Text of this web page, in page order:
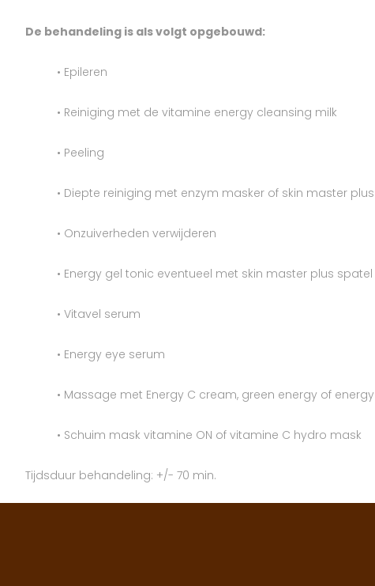
De behandeling is als volgt opgebouwd:
• Epileren
• Reiniging met de vitamine energy cleansing milk
• Peeling
• Diepte reiniging met enzym masker of skin master
• Onzuiverheden verwijderen
• Energy gel tonic eventueel met skin master plus spatel
• Vitavel serum
• Energy eye serum
• Massage met Energy C cream, green energy of
• Schuim mask vitamine ON of vitamine C hydro mask
Tijdsduur behandeling: +/- 70 min.